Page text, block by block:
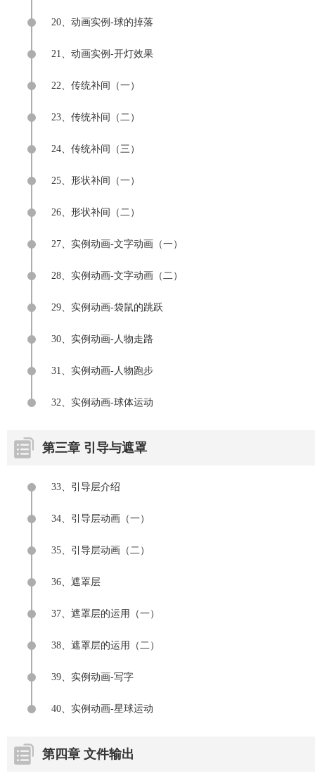
20、动画实例-球的掉落
21、动画实例-开灯效果
22、传统补间（一）
23、传统补间（二）
24、传统补间（三）
25、形状补间（一）
26、形状补间（二）
27、实例动画-文字动画（一）
28、实例动画-文字动画（二）
29、实例动画-袋鼠的跳跃
30、实例动画-人物走路
31、实例动画-人物跑步
32、实例动画-球体运动
第三章 引导与遮罩
33、引导层介绍
34、引导层动画（一）
35、引导层动画（二）
36、遮罩层
37、遮罩层的运用（一）
38、遮罩层的运用（二）
39、实例动画-写字
40、实例动画-星球运动
第四章 文件输出